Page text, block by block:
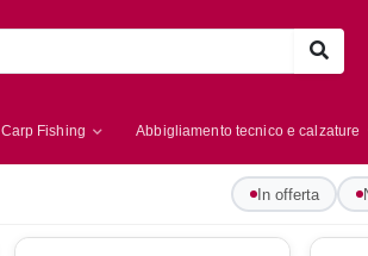
Carp Fishing Abbigliamento tecnico e calzature
In offerta